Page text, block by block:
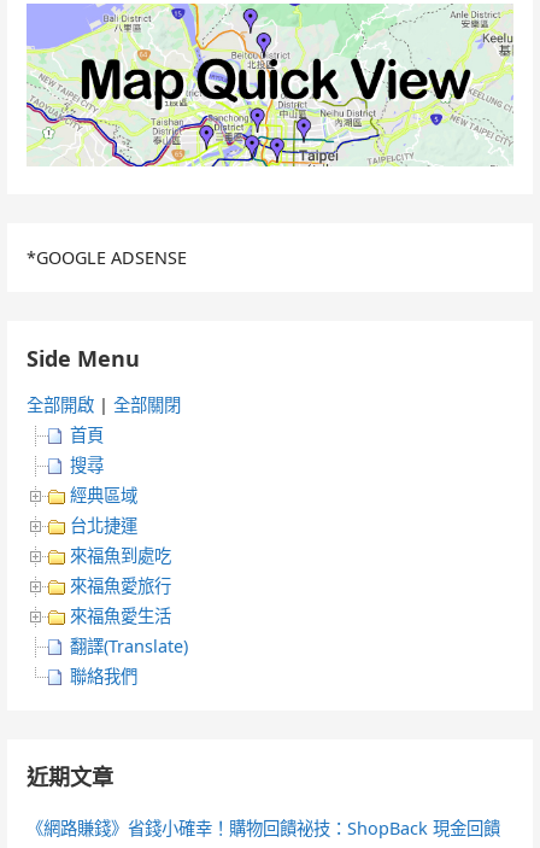
*GOOGLE ADSENSE
Side Menu
全部開啟 |全部關閉
首頁
搜尋
經典區域
台北捷運
來福魚到處吃
來福魚愛旅行
來福魚愛生活
翻譯(Translate)
聯絡我們
近期文章
《網路賺錢》省錢小確幸！購物回饋祕技：ShopBack 現金回饋